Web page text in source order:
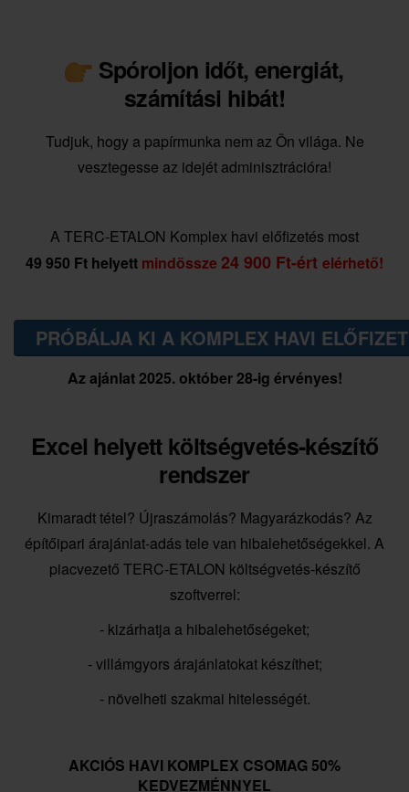
Spóroljon időt, energiát,
számítási hibát!
Tudjuk, hogy a papírmunka nem az Ön világa. Ne
vesztegesse az idejét adminisztrációra!
A TERC-ETALON Komplex havi előfizetés most
49 950 Ft helyett mindössze 24 900 Ft-ért elérhető!
PRÓBÁLJA KI A KOMPLEX HAVI
Az ajánlat 2025. október 28-ig érvényes!
Excel helyett költségvetés-készítő
rendszer
Kimaradt tétel? Újraszámolás? Magyarázkodás? Az
építőipari árajánlat-adás tele van hibalehetőségekkel. A
piacvezető TERC-ETALON költségvetés-készítő
szoftverrel:
- kizárhatja a hibalehetőségeket;
- villámgyors árajánlatokat készíthet;
- növelheti szakmai hitelességét.
AKCIÓS HAVI KOMPLEX CSOMAG 50%
KEDVEZMÉNNYEL